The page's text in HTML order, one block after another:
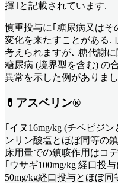
揮｣と記載されています.
慎重投与に｢糖尿病又は
変化を来たすことがある.
考えられますが､ 糖代謝
糖尿病 (境界型を含む) の
異常を示した例がありま
💊アスベリン®︎
｢イヌ16mg/kg (チペピジ
ンリン酸塩とほぼ同等の
床用量での鎮咳作用はコ
｢ウサギ100mg/kg 経口投
50mg/kg経口投与とほぼ